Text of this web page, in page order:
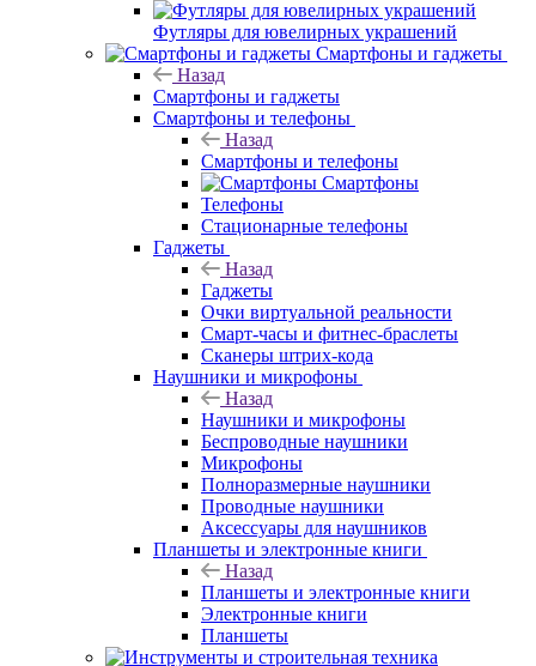
Футляры для ювелирных украшений
Смартфоны и гаджеты
Назад
Смартфоны и гаджеты
Смартфоны и телефоны
Назад
Смартфоны и телефоны
Смартфоны
Телефоны
Стационарные телефоны
Гаджеты
Назад
Гаджеты
Очки виртуальной реальности
Смарт-часы и фитнес-браслеты
Сканеры штрих-кода
Наушники и микрофоны
Назад
Наушники и микрофоны
Беспроводные наушники
Микрофоны
Полноразмерные наушники
Проводные наушники
Аксессуары для наушников
Планшеты и электронные книги
Назад
Планшеты и электронные книги
Электронные книги
Планшеты